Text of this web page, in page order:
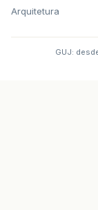
Arquitetura
GUJ: